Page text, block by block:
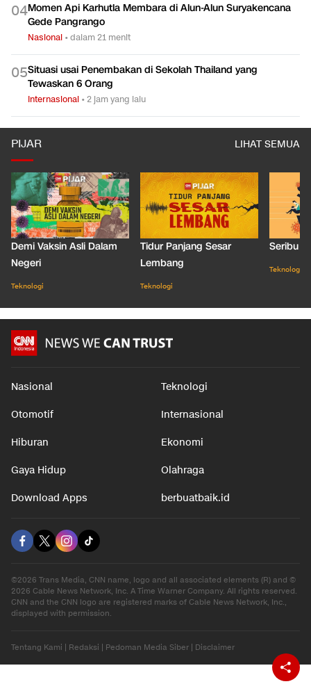
04Momen Api Karhutla Membara di Alun-Alun Suryakencana
Gede Pangrango
Nasional •dalam 21 menit
05Situasi usai Penembakan di Sekolah Thailand yang
Tewaskan 6 Orang
Internasional •2 jam yang lalu
PIJAR LIHAT SEMUA
Demi Vaksin Asli Dalam
Negeri
Teknologi
Tidur Panjang Sesar
Lembang
Teknologi
Seribu
Teknologi
Nasional Teknologi
Otomotif Internasional
Hiburan Ekonomi
Gaya Hidup Olahraga
Download Apps berbuatbaik.id
©2026 Trans Media, CNN name, logo and all associated elements (R) and ©
2026 Cable News Network, Inc. A Time Warner Company. All rights reserved.
CNN and the CNN logo are registered marks of Cable News Network, Inc.,
displayed with permission.
Tentang Kami Redaksi Pedoman Media Siber Disclaimer